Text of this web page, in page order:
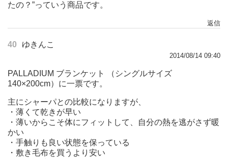
たの？”っていう商品です。
返信
40 ゆきんこ
2014/08/14 09:40
PALLADIUM ブランケット （シングルサイズ
140×200cm）に一票です。
主にシャーパとの比較になりますが、
・薄くて乾きが早い
・薄いからこそ体にフィットして、自分の熱を逃がさず暖
かい
・手触りも良い状態を保っている
・敷き毛布を買うより安い